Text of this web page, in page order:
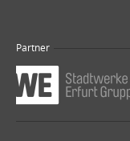
Partner